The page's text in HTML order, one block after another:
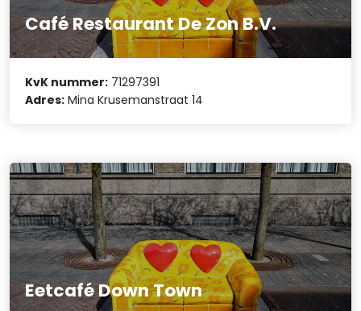
Café Restaurant De Zon B.V.
KvK nummer: 71297391
Adres: Mina Krusemanstraat 14
Eetcafé Down Town